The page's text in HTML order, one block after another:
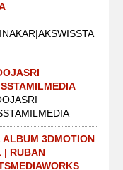
3DMOTION
| RUBAN